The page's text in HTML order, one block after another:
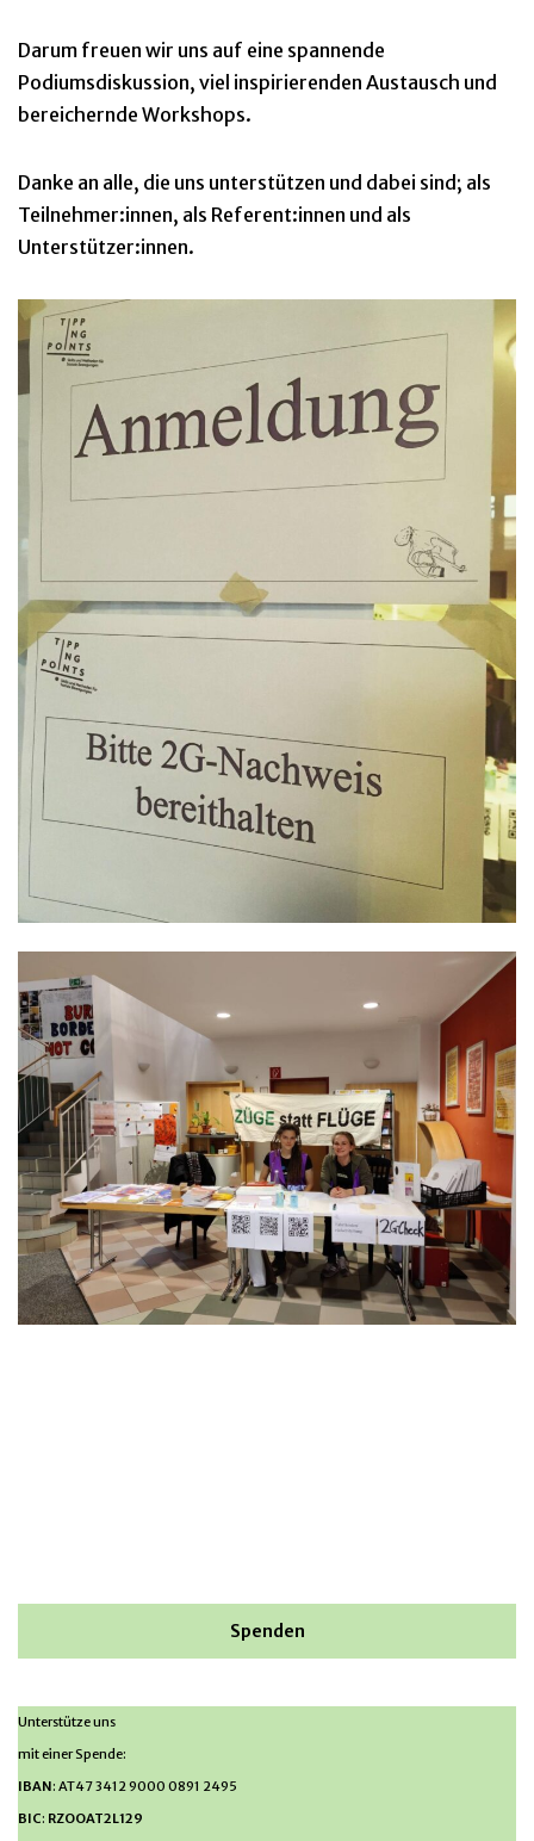
Darum freuen wir uns auf eine spannende
Podiumsdiskussion, viel inspirierenden Austausch und
bereichernde Workshops.
Danke an alle, die uns unterstützen und dabei sind; als
Teilnehmer:innen, als Referent:innen und als
Unterstützer:innen.
Spenden
Unterstütze uns
mit einer Spende:
IBAN: AT47 3412 9000 0891 2495
BIC: RZOOAT2L129